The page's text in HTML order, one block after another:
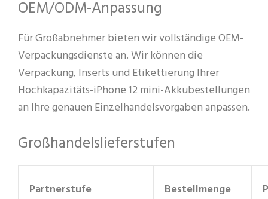
OEM/ODM-Anpassung
Für Großabnehmer bieten wir vollständige OEM-
Verpackungsdienste an. Wir können die
Verpackung, Inserts und Etikettierung Ihrer
Hochkapazitäts-iPhone 12 mini-Akkubestellungen
an Ihre genauen Einzelhandelsvorgaben anpassen.
Großhandelslieferstufen
Partnerstufe Bestellmenge